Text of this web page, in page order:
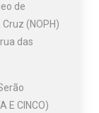
de
(NOPH)
das
E CINCO)